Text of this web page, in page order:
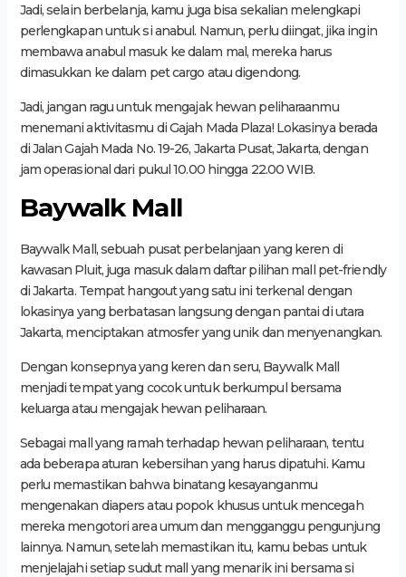
Jadi, selain berbelanja, kamu juga bisa sekalian melengkapi
perlengkapan untuk si anabul. Namun, perlu diingat, jika ingin
membawa anabul masuk ke dalam mal, mereka harus
dimasukkan ke dalam pet cargo atau digendong.
Jadi, jangan ragu untuk mengajak hewan peliharaanmu
menemani aktivitasmu di Gajah Mada Plaza! Lokasinya berada
di Jalan Gajah Mada No. 19-26, Jakarta Pusat, Jakarta, dengan
jam operasional dari pukul 10.00 hingga 22.00 WIB.
Baywalk Mall
Baywalk Mall, sebuah pusat perbelanjaan yang keren di
kawasan Pluit, juga masuk dalam daftar pilihan mall pet-friendly
di Jakarta. Tempat hangout yang satu ini terkenal dengan
lokasinya yang berbatasan langsung dengan pantai di utara
Jakarta, menciptakan atmosfer yang unik dan menyenangkan.
Dengan konsepnya yang keren dan seru, Baywalk Mall
menjadi tempat yang cocok untuk berkumpul bersama
keluarga atau mengajak hewan peliharaan.
Sebagai mall yang ramah terhadap hewan peliharaan, tentu
ada beberapa aturan kebersihan yang harus dipatuhi. Kamu
perlu memastikan bahwa binatang kesayanganmu
mengenakan diapers atau popok khusus untuk mencegah
mereka mengotori area umum dan mengganggu pengunjung
lainnya. Namun, setelah memastikan itu, kamu bebas untuk
menjelajahi setiap sudut mall yang menarik ini bersama si